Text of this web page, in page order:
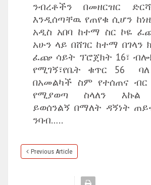
ንብረቶችን በመዘርዝር
እንዲሰጣቸዉ የጠየቁ ሲሆን
አዲስ አበባ ከተማ ስር ኮዬ
አሁን ላይ በሸገር ከተማ በገላን
ፈጬ ሳይት ፕሮጀክት 16፣
የሚገኝ፣የቤት ቁጥር 56
በአመልካች ስም የተሰጠና ብር
የሚያወጣ ስላለን እኩል
ይወሰንልኝ በማለት ዳኝነት
ንባብ…..
Previous Article